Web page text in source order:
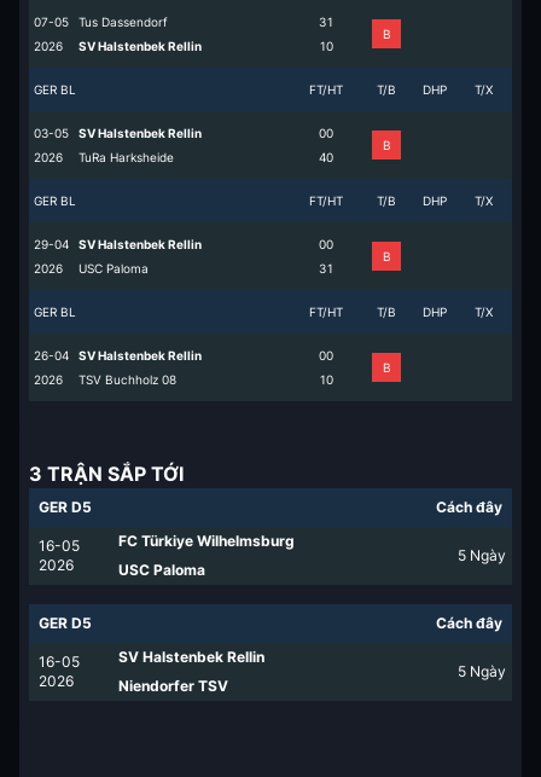
07-05
2026
Tus Dassendorf
SV Halstenbek Rellin
3
1
1
0
B
GER BL FT/HT T/B DHP T/X
03-05
2026
SV Halstenbek Rellin
TuRa Harksheide
0
4
0
0
B
GER BL FT/HT T/B DHP T/X
29-04
2026
SV Halstenbek Rellin
USC Paloma
0
3
0
1
B
GER BL FT/HT T/B DHP T/X
26-04
2026
SV Halstenbek Rellin
TSV Buchholz 08
0
1
0
0
B
3 TRẬN SẮP TỚI
GER D5 Cách đây
16-05
2026
FC Türkiye Wilhelmsburg
USC Paloma
5 Ngày
GER D5 Cách đây
16-05
2026
SV Halstenbek Rellin
Niendorfer TSV
5 Ngày